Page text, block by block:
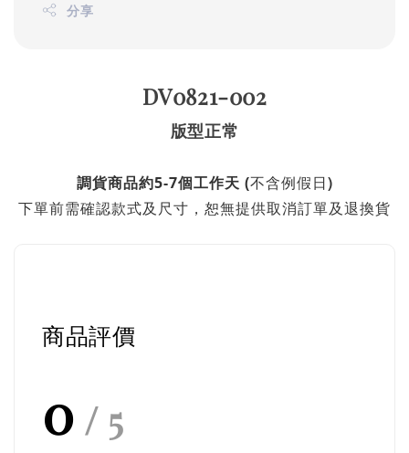
分享
DV0821-002
版型正常
調貨商品約5-7個工作天 (不含例假日)
下單前需確認款式及尺寸，恕無提供取消訂單及退換貨
商品評價
0 / 5